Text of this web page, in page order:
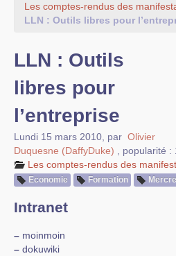
Nos Activités
Les antennes
Espace membres
Les comptes-rendus des
LLN : Outils libres pour
LLN : Outils
libres pour
l’entreprise
Lundi 15 mars 2010 par Olivier
Duquesne (DaffyDuke)
popularité :
Les comptes-rendus des
Economie
Formation
Intranet
– moinmoin
– dokuwiki